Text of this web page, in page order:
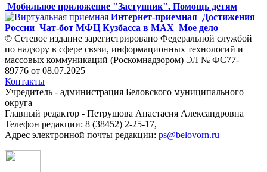
Мобильное приложение "Заступник". Помощь детям
Интернет-приемная Достижения
России Чат-бот МФЦ Кузбасса в MAX Мое дело
© Сетевое издание зарегистрировано Федеральной службой
по надзору в сфере связи, информационных технологий и
массовых коммуникаций (Роскомнадзором) ЭЛ № ФС77-
89776 от 08.07.2025
Контакты
Учредитель - администрация Беловского муниципального
округа
Главный редактор - Петрушова Анастасия Александровна
Телефон редакции: 8 (38452) 2-25-17,
Адрес электронной почты редакции: ps@belovorn.ru